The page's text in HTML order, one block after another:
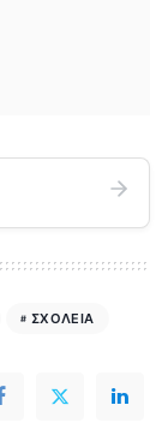
ΣΧΟΛΕΙΑ